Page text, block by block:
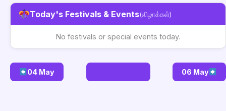
Today's Festivals & Events(விழாக்கள்)
No festivals or special events today.
04 May 06 May